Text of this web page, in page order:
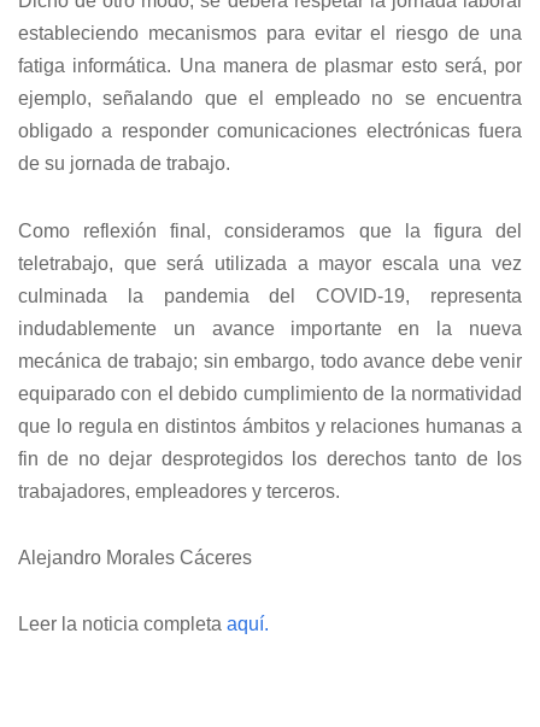
estableciendo mecanismos para evitar el riesgo de una
fatiga informática. Una manera de plasmar esto será, por
ejemplo, señalando que el empleado no se encuentra
obligado a responder comunicaciones electrónicas fuera
de su jornada de trabajo.
Como reflexión final, consideramos que la figura del
teletrabajo, que será utilizada a mayor escala una vez
culminada la pandemia del COVID-19, representa
indudablemente un avance importante en la nueva
mecánica de trabajo; sin embargo, todo avance debe venir
equiparado con el debido cumplimiento de la normatividad
que lo regula en distintos ámbitos y relaciones humanas a
fin de no dejar desprotegidos los derechos tanto de los
trabajadores, empleadores y terceros.
Alejandro Morales Cáceres
Leer la noticia completa aquí.